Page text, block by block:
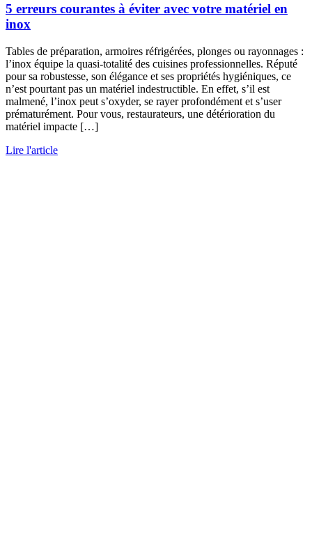
5 erreurs courantes à éviter avec votre matériel en
inox
Tables de préparation, armoires réfrigérées, plonges ou rayonnages :
l’inox équipe la quasi-totalité des cuisines professionnelles. Réputé
pour sa robustesse, son élégance et ses propriétés hygiéniques, ce
n’est pourtant pas un matériel indestructible. En effet, s’il est
malmené, l’inox peut s’oxyder, se rayer profondément et s’user
prématurément. Pour vous, restaurateurs, une détérioration du
matériel impacte […]
Lire l'article